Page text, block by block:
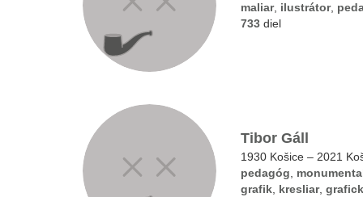
maliar, ilustrátor,
733 diel
Tibor Gáll
1930 Košice – 2021
pedagóg,
grafik, kresliar,